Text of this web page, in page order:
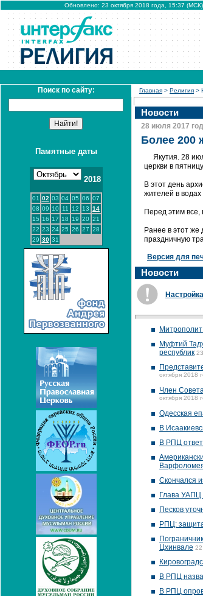
Обновлено: 23 октября 2018 года, 15:37 (МСК)
Поиск по сайту:
Памятные даты
2018
01 02 03 04 05 06 07
08 09 10 11 12 13 14
15 16 17 18 19 20 21
22 23 24 25 26 27 28
29 30 31
Главная > Религия >
Новости
28 июля 2017
Более 200
Якутия. 28
церкви в
В этот день
жителей в
Перед этим
Ранее в этот
праздничную
Версия для
Новости
Муфтий
республик
октября 2018
Член
октября 2018
Одесская
В
В РПЦ
Скончался
Глава УАПЦ
Песков
РПЦ:
Цхинвале 22
В РПЦ
В РПЦ